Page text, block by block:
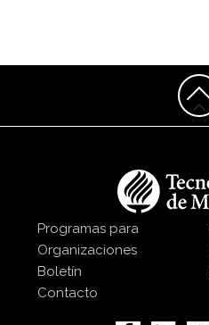
Programas para
Organizaciones
Boletín
Contacto